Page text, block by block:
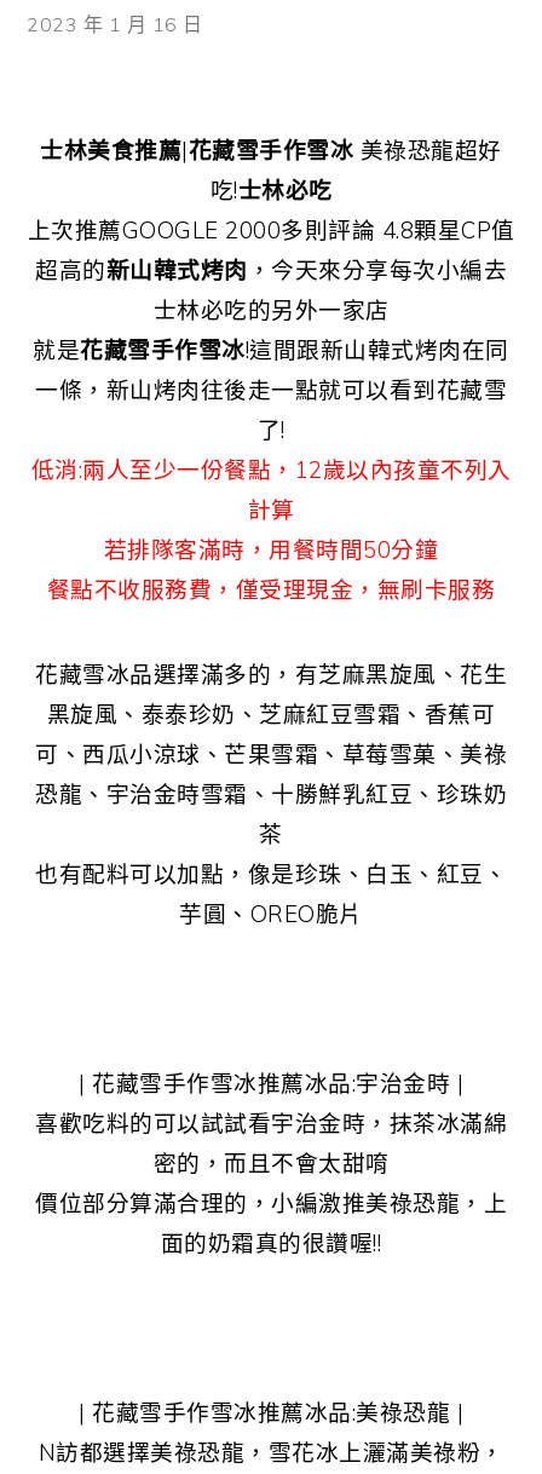
2023 年 1 月 16 日
士林美食推薦|花藏雪手作雪冰 美祿恐龍超好
吃!士林必吃
上次推薦GOOGLE 2000多則評論 4.8顆星CP值
超高的新山韓式烤肉 ，今天來分享每次小編去
士林必吃的另外一家店
就是花藏雪手作雪冰!這間跟新山韓式烤肉在同
一條，新山烤肉往後走一點就可以看到花藏雪
了!
低消:兩人至少一份餐點，12歲以內孩童不列入
計算
若排隊客滿時，用餐時間50分鐘
餐點不收服務費，僅受理現金，無刷卡服務
花藏雪冰品選擇滿多的，有芝麻黑旋風、花生
黑旋風、泰泰珍奶、芝麻紅豆雪霜、香蕉可
可、西瓜小涼球、芒果雪霜、草莓雪菓、美祿
恐龍、宇治金時雪霜、十勝鮮乳紅豆、珍珠奶
茶
也有配料可以加點，像是珍珠、白玉、紅豆、
芋圓、OREO脆片
| 花藏雪手作雪冰推薦冰品:宇治金時 |
喜歡吃料的可以試試看宇治金時，抹茶冰滿綿
密的，而且不會太甜唷
價位部分算滿合理的，小編激推美祿恐龍，上
面的奶霜真的很讚喔!!
| 花藏雪手作雪冰推薦冰品:美祿恐龍 |
N訪都選擇美祿恐龍，雪花冰上灑滿美祿粉，